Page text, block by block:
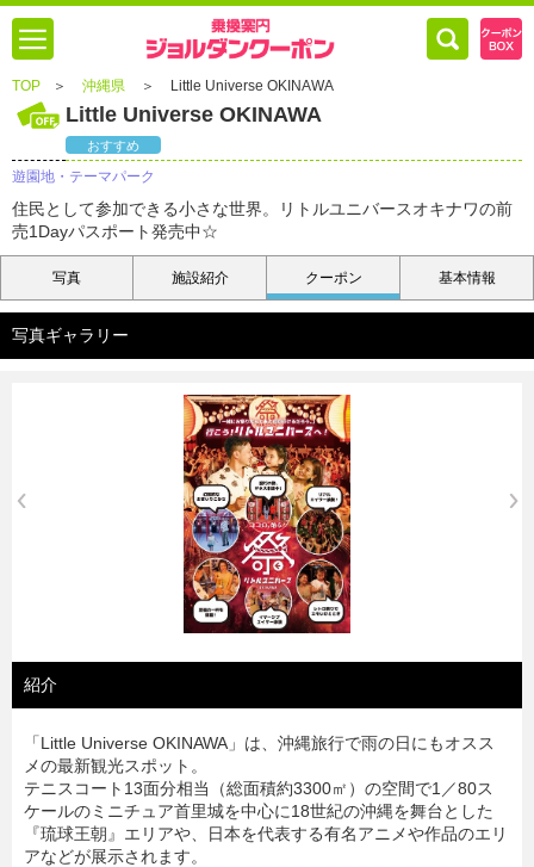
TOP ＞ 沖縄県 ＞ Little Universe OKINAWA
Little Universe OKINAWA
おすすめ
遊園地・テーマパーク
住民として参加できる小さな世界。リトルユニバースオキナワの前
売1Dayパスポート発売中☆
写真 施設紹介 クーポン 基本情報
写真ギャラリー
紹介
「Little Universe OKINAWA」は、沖縄旅行で雨の日にもオスス
メの最新観光スポット。
テニスコート13面分相当（総面積約3300㎡）の空間で1／80ス
ケールのミニチュア首里城を中心に18世紀の沖縄を舞台とした
『琉球王朝』エリアや、日本を代表する有名アニメや作品のエリ
アなどが展示されます。